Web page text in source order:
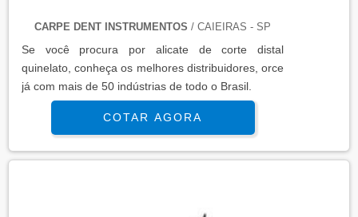
CARPE DENT INSTRUMENTOS / CAIEIRAS - SP
Se você procura por alicate de corte distal
quinelato, conheça os melhores distribuidores, orce
já com mais de 50 indústrias de todo o Brasil.
COTAR AGORA